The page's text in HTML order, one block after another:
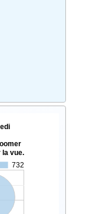
la vue.
732